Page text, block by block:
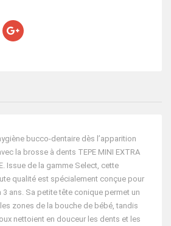
bucco-dentaire dès l’apparition
la brosse à dents TEPE MINI EXTRA
Issue de la gamme Select, cette
qualité est spécialement conçue pour
3 ans. Sa petite tête conique permet un
zones de la bouche de bébé, tandis
nettoient en douceur les dents et les